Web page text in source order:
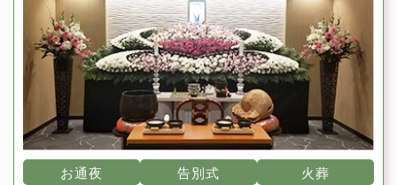
お通夜 告別式 火葬